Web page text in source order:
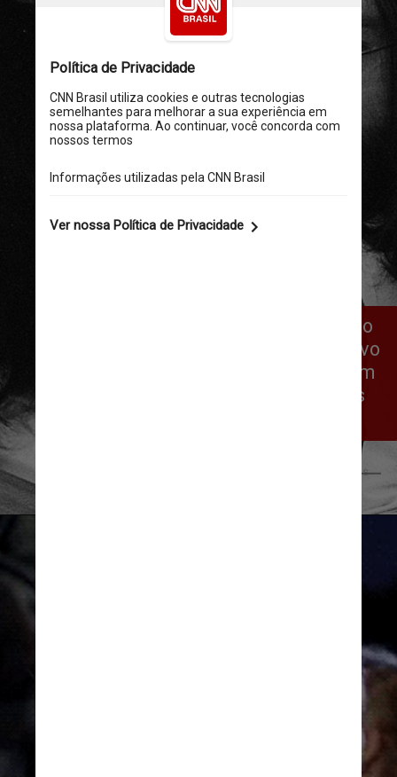
John Lennon e sua esposa Yoko Ono
também foram objetos de um arquivo
político do FBI, pois os Beatles eram
bem conhecidos pelo governo dos
Joost Evers/Anefo/Wikimedia Commons